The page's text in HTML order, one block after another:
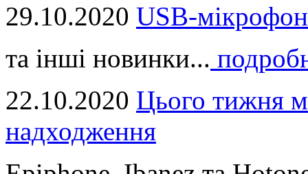
29.10.2020 USB-
та інші новинки...
22.10.2020 Цього тижня
надходження